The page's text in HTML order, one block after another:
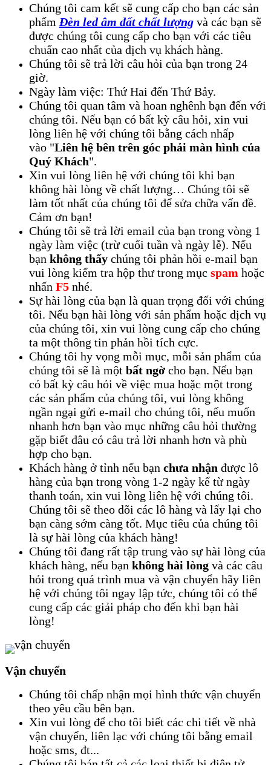
Chúng tôi cam kết sẽ cung cấp cho bạn các sản
phẩm Đèn led âm đất chất lượng và các bạn sẽ
được chúng tôi cung cấp cho bạn với các tiêu
chuẩn cao nhất của dịch vụ khách hàng.
Chúng tôi sẽ trả lời câu hỏi của bạn trong 24
giờ.
Ngày làm việc: Thứ Hai đến Thứ Bảy.
Chúng tôi quan tâm và hoan nghênh bạn đến với
chúng tôi. Nếu bạn có bất kỳ câu hỏi, xin vui
lòng liên hệ với chúng tôi bằng cách nhấp
vào "Liên hệ bên trên góc phải màn hình của
Quý Khách".
Xin vui lòng liên hệ với chúng tôi khi bạn
không hài lòng về chất lượng… Chúng tôi sẽ
làm tốt nhất của chúng tôi để sửa chữa vấn đề.
Cảm ơn bạn!
Chúng tôi sẽ trả lời email của bạn trong vòng 1
ngày làm việc (trừ cuối tuần và ngày lễ). Nếu
bạn không thấy chúng tôi phản hồi e-mail bạn
vui lòng kiểm tra hộp thư trong mục spam hoặc
nhấn F5 nhé.
Sự hài lòng của bạn là quan trọng đối với chúng
tôi. Nếu bạn hài lòng với sản phẩm hoặc dịch vụ
của chúng tôi, xin vui lòng cung cấp cho chúng
ta một thông tin phản hồi tích cực.
Chúng tôi hy vọng mỗi mục, mỗi sản phẩm của
chúng tôi sẽ là một bất ngờ cho bạn. Nếu bạn
có bất kỳ câu hỏi về việc mua hoặc một trong
các sản phẩm của chúng tôi, vui lòng không
ngần ngại gửi e-mail cho chúng tôi, nếu muốn
nhanh hơn bạn vào mục những câu hỏi thường
gặp biết đâu có câu trả lời nhanh hơn và phù
hợp cho bạn.
Khách hàng ở tỉnh nếu bạn chưa nhận được lô
hàng của bạn trong vòng 1-2 ngày kể từ ngày
thanh toán, xin vui lòng liên hệ với chúng tôi.
Chúng tôi sẽ theo dõi các lô hàng và lấy lại cho
bạn càng sớm càng tốt. Mục tiêu của chúng tôi
là sự hài lòng của khách hàng!
Chúng tôi đang rất tập trung vào sự hài lòng của
khách hàng, nếu bạn không hài lòng và các câu
hỏi trong quá trình mua và vận chuyển hãy liên
hệ với chúng tôi ngay lập tức, chúng tôi có thể
cung cấp các giải pháp cho đến khi bạn hài
lòng!
Vận chuyển
Chúng tôi chấp nhận mọi hình thức vận chuyển
theo yêu cầu bên bạn.
Xin vui lòng để cho tôi biết các chi tiết về nhà
vận chuyển, liên lạc với chúng tôi bằng email
hoặc sms, đt...